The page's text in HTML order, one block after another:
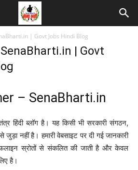
| Govt Jobs Hindi Blog
| Govt
– SenaBharti.in
हिंदी ब्लॉग है। यह किसी भी सरकारी संगठन,
जुड़ा नहीं है। हमारी वेबसाइट पर दी गई जानकारी
स्रोतों से संकलित की जाती है और केवल
है।